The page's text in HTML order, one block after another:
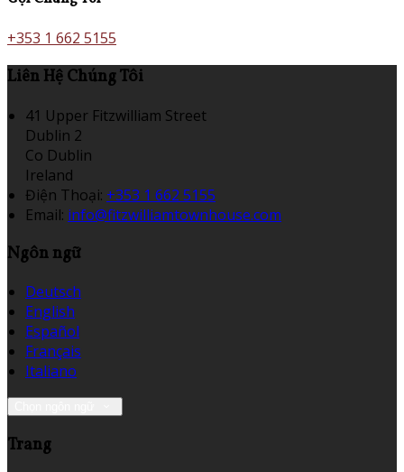
+353 1 662 5155
Liên Hệ Chúng Tôi
41 Upper Fitzwilliam Street
Dublin 2
Co Dublin
Ireland
Điện Thoại: +353 1 662 5155
Email: info@fitzwilliamtownhouse.com
Ngôn ngữ
Deutsch
English
Español
Français
Italiano
Trang